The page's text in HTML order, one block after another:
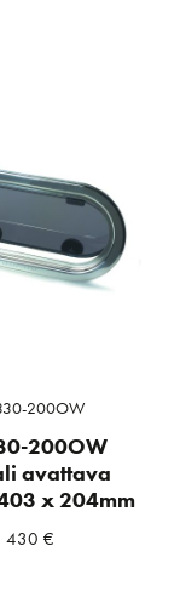
200OW
200OW
avattava
x 204mm
430 €